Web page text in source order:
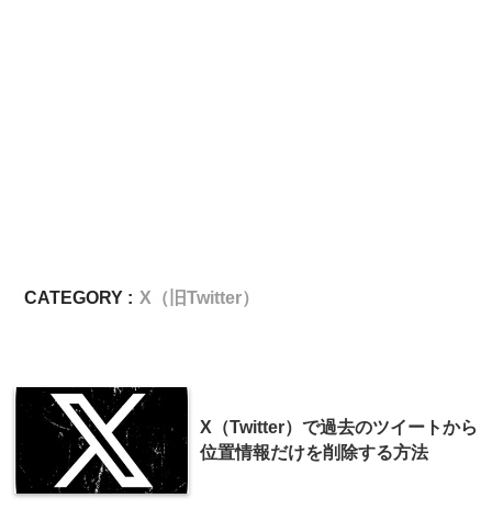
CATEGORY : X（旧Twitter）
X（Twitter）で過去のツイートから
位置情報だけを削除する方法